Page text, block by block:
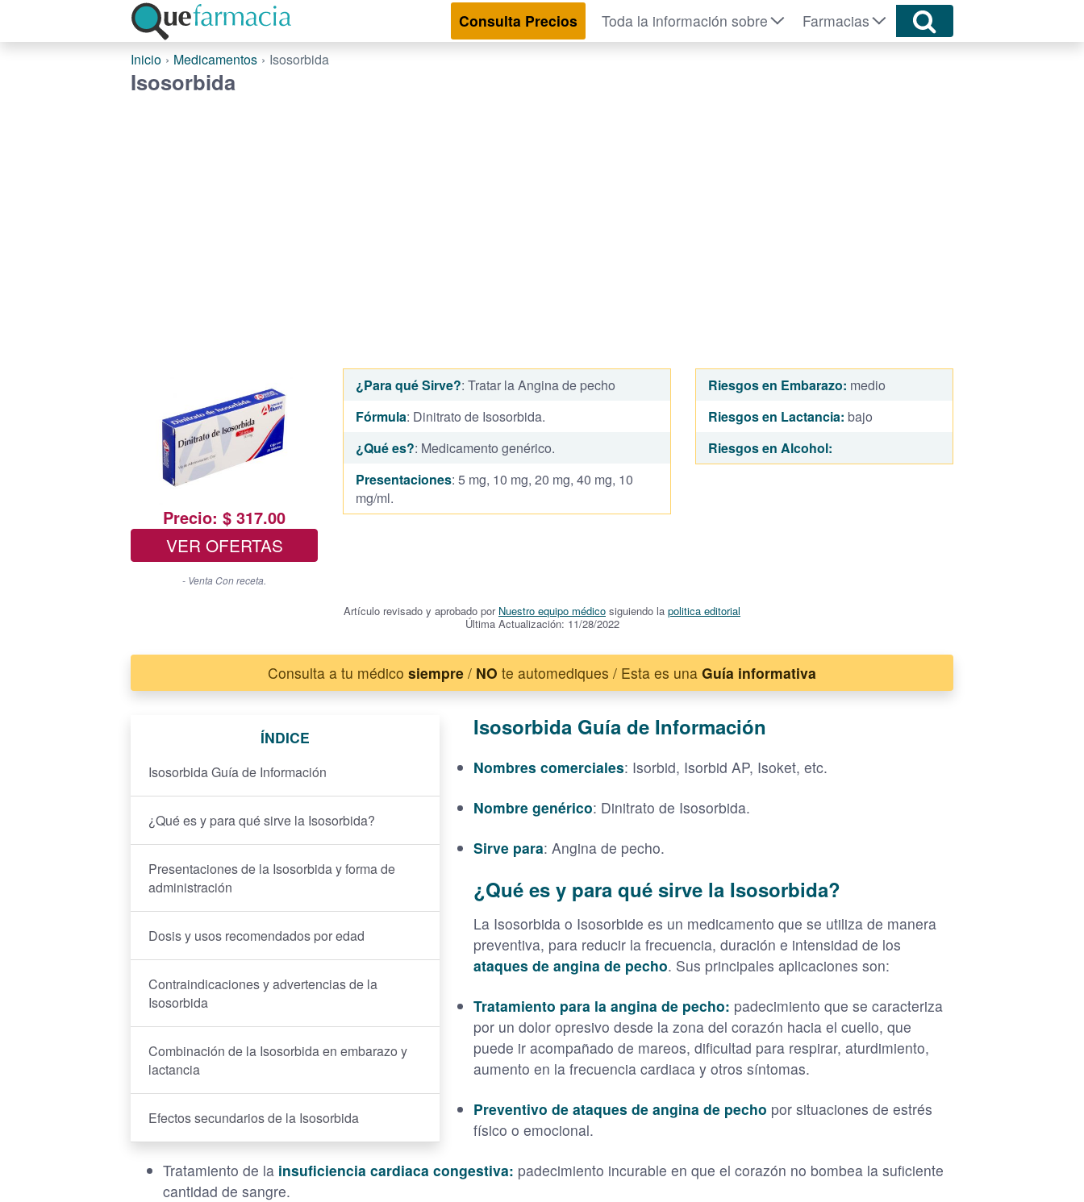
Consulta Precios Toda la información sobre Farmacias
Inicio Medicamentos Isosorbida
Isosorbida
Precio: $ 317.00
VER OFERTAS
- Venta Con receta.
¿Para qué Sirve?: Tratar la Angina de pecho
Fórmula: Dinitrato de Isosorbida.
¿Qué es?: Medicamento genérico.
Presentaciones: 5 mg, 10 mg, 20 mg, 40 mg, 10
mg/ml.
Riesgos en Embarazo: medio
Riesgos en Lactancia: bajo
Riesgos en Alcohol:
Artículo revisado y aprobado por Nuestro equipo médico siguiendo la politica editorial
Última Actualización: 11/28/2022
Consulta a tu médico siempre / NO te automediques / Esta es una Guía informativa
ÍNDICE
Isosorbida Guía de Información
¿Qué es y para qué sirve la Isosorbida?
Presentaciones de la Isosorbida y forma de
administración
Dosis y usos recomendados por edad
Contraindicaciones y advertencias de la
Isosorbida
Combinación de la Isosorbida en embarazo y
lactancia
Efectos secundarios de la Isosorbida
Isosorbida Guía de Información
Nombres comerciales: Isorbid, Isorbid AP, Isoket, etc.
Nombre genérico: Dinitrato de Isosorbida.
Sirve para: Angina de pecho.
¿Qué es y para qué sirve la Isosorbida?
La Isosorbida o Isosorbide es un medicamento que se utiliza de manera
preventiva, para reducir la frecuencia, duración e intensidad de los
ataques de angina de pecho. Sus principales aplicaciones son:
Tratamiento para la angina de pecho: padecimiento que se caracteriza
por un dolor opresivo desde la zona del corazón hacia el cuello, que
puede ir acompañado de mareos, dificultad para respirar, aturdimiento,
aumento en la frecuencia cardiaca y otros síntomas.
Preventivo de ataques de angina de pecho por situaciones de estrés
físico o emocional.
Tratamiento de la insuficiencia cardiaca congestiva: padecimiento incurable en que el corazón no bombea la suficiente
cantidad de sangre.